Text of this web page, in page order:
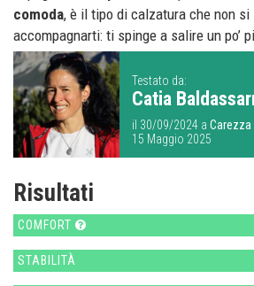
comoda, è il tipo di calzatura che non
accompagnarti: ti spinge a salire un po’
Testato da:
Catia
il 30/09/2024 a
15 Maggio 2025
Risultati
COMFORT
STABILITÀ